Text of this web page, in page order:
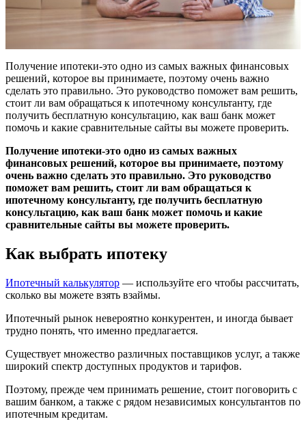
Получение ипотеки-это одно из самых важных финансовых
решений, которое вы принимаете, поэтому очень важно
сделать это правильно. Это руководство поможет вам решить,
стоит ли вам обращаться к ипотечному консультанту, где
получить бесплатную консультацию, как ваш банк может
помочь и какие сравнительные сайты вы можете проверить.
Получение ипотеки-это одно из самых важных
финансовых решений, которое вы принимаете, поэтому
очень важно сделать это правильно. Это руководство
поможет вам решить, стоит ли вам обращаться к
ипотечному консультанту, где получить бесплатную
консультацию, как ваш банк может помочь и какие
сравнительные сайты вы можете проверить.
Как выбрать ипотеку
Ипотечный калькулятор — используйте его чтобы рассчитать,
сколько вы можете взять взаймы.
Ипотечный рынок невероятно конкурентен, и иногда бывает
трудно понять, что именно предлагается.
Существует множество различных поставщиков услуг, а также
широкий спектр доступных продуктов и тарифов.
Поэтому, прежде чем принимать решение, стоит поговорить с
вашим банком, а также с рядом независимых консультантов по
ипотечным кредитам.